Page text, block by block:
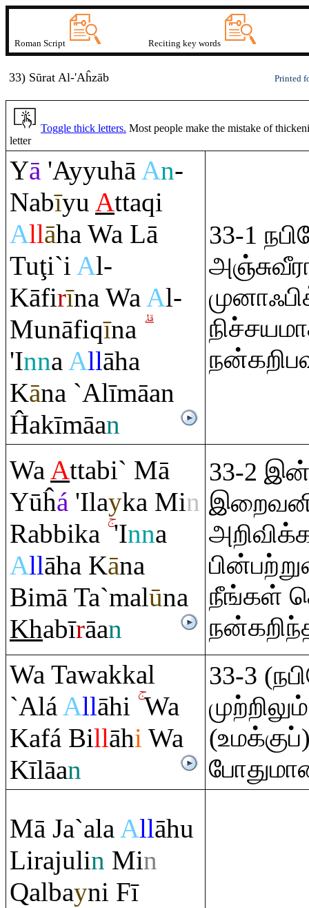
Roman Script Reciting key words
33) Sūrat Al-'Aĥzāb Printed
Toggle thick letters. Most people make the mistake of
letter
Yā 'AyyuhāAn-
Nabīyu Attaqi
Allāha Wa Lā
Tuţi`i Al-
Kāfirīna WaAl-
Munāfiqīna
'InnaAllāha
Kāna `Alīmāan
Ĥakīmāan
33-1
WaAttabi` Mā
Yūĥá 'Ilayka Min
Rabbika 'Inna
Allāha Kāna
Bimā Ta`malūna
Khabīrāan
33-2
நீங்கள்
Wa Tawakkal
`AláAllāhi Wa
Kafá Billāhi Wa
Kīlāan
33-3
Mā Ja`alaAllāhu
Lirajulin Min
Qalbayni Fī